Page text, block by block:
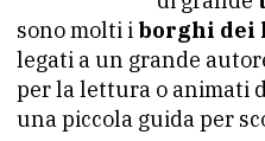
sono molti i borghi
legati a un grande
per la lettura o animati
una piccola guida per